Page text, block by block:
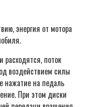
энергия от мотора
поток
воздействием силы
нажатие на педаль
При этом диски